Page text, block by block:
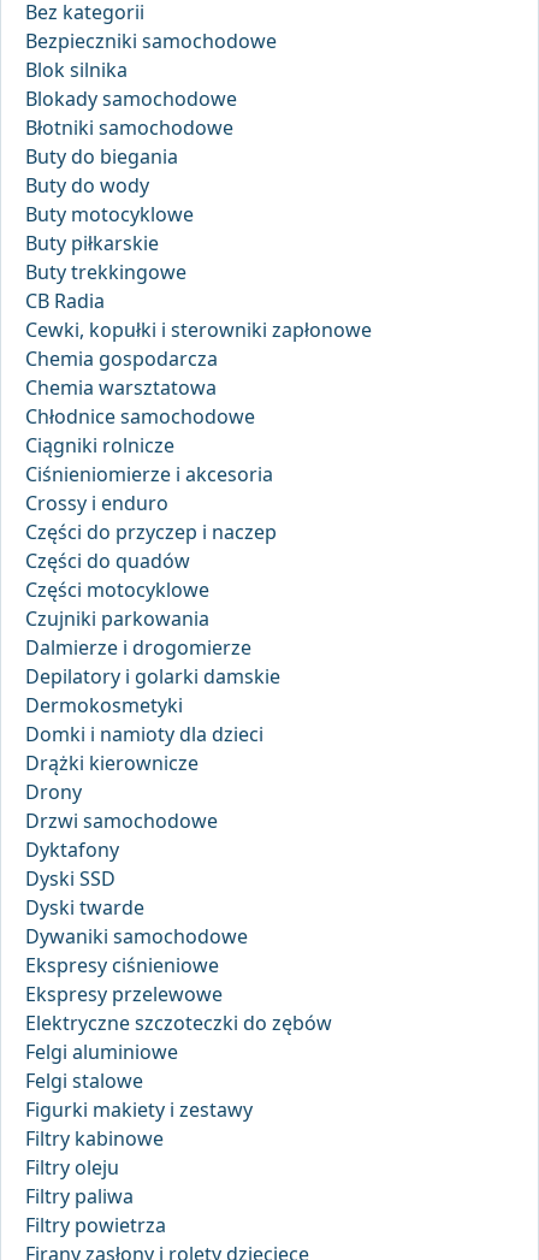
Bez kategorii
Bezpieczniki samochodowe
Blok silnika
Blokady samochodowe
Błotniki samochodowe
Buty do biegania
Buty do wody
Buty motocyklowe
Buty piłkarskie
Buty trekkingowe
CB Radia
Cewki, kopułki i sterowniki zapłonowe
Chemia gospodarcza
Chemia warsztatowa
Chłodnice samochodowe
Ciągniki rolnicze
Ciśnieniomierze i akcesoria
Crossy i enduro
Części do przyczep i naczep
Części do quadów
Części motocyklowe
Czujniki parkowania
Dalmierze i drogomierze
Depilatory i golarki damskie
Dermokosmetyki
Domki i namioty dla dzieci
Drążki kierownicze
Drony
Drzwi samochodowe
Dyktafony
Dyski SSD
Dyski twarde
Dywaniki samochodowe
Ekspresy ciśnieniowe
Ekspresy przelewowe
Elektryczne szczoteczki do zębów
Felgi aluminiowe
Felgi stalowe
Figurki makiety i zestawy
Filtry kabinowe
Filtry oleju
Filtry paliwa
Filtry powietrza
Firany zasłony i rolety dziecięce